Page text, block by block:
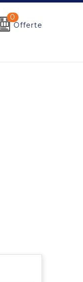
0
Offerte